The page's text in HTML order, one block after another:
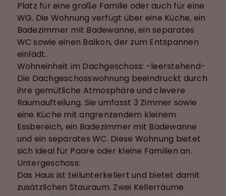
Platz für eine große Familie oder auch für eine
WG. Die Wohnung verfügt über eine Küche, ein
Badezimmer mit Badewanne, ein separates
WC sowie einen Balkon, der zum Entspannen
einlädt.
Wohneinheit im Dachgeschoss: -leerstehend-
Die Dachgeschosswohnung beeindruckt durch
ihre gemütliche Atmosphäre und clevere
Raumaufteilung. Sie umfasst 3 Zimmer sowie
eine Küche mit angrenzendem kleinem
Essbereich, ein Badezimmer mit Badewanne
und ein separates WC. Diese Wohnung bietet
sich ideal für Paare oder kleine Familien an.
Untergeschoss:
Das Haus ist teilunterkellert und bietet damit
zusätzlichen Stauraum. Zwei Kellerräume